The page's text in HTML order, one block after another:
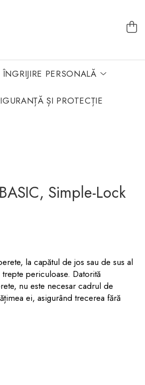
PERSONALĂ
ȘI PROTECȚIE
Simple-Lock
la capătul de jos sau de sus al
periculoase. Datorită
nu este necesar cadrul de
ei, asigurând trecerea fără